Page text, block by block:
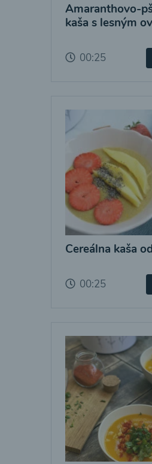
Amaranthovo-
kaša s lesným
00:25
Cereálna kaša
00:25